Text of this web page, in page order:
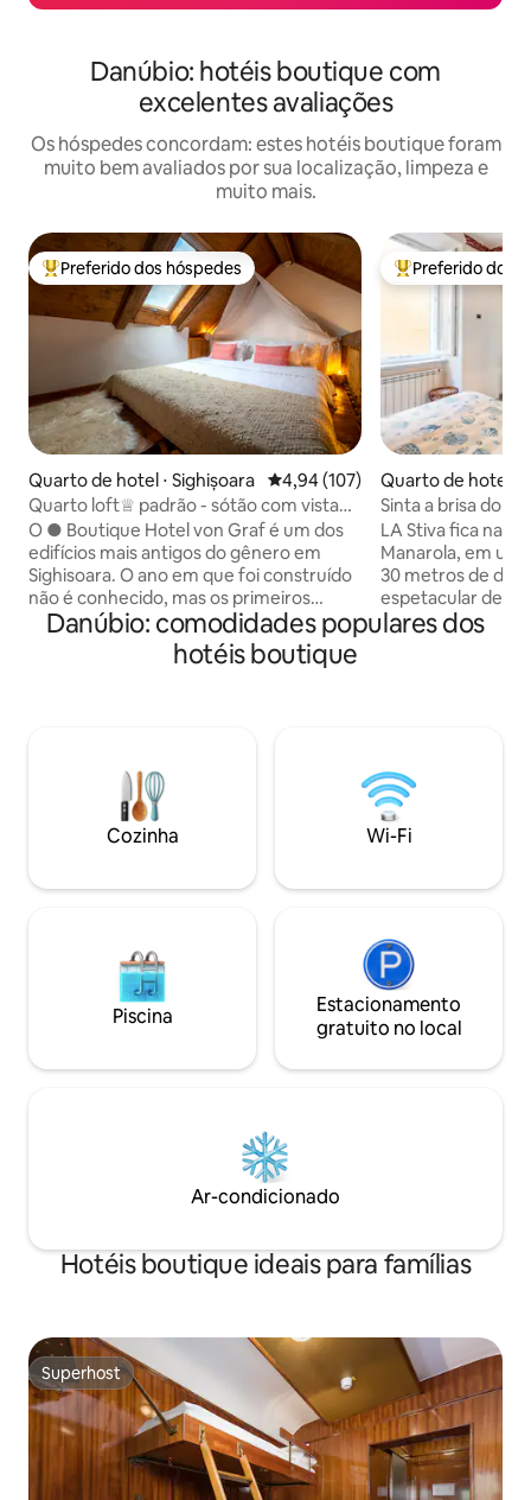
Danúbio: hotéis boutique com
excelentes avaliações
Os hóspedes concordam: estes hotéis boutique foram
muito bem avaliados por sua localização, limpeza e
muito mais.
Entre os melhores preferidos dos hóspedes
Preferido dos hóspedes
Quarto de hotel ⋅ Sighișoara 4,94 de uma avaliação média de
4,94 (107)
Quarto loft♕ padrão - sótão com vista
para o pátio ♕
O ● Boutique Hotel von Graf é um dos
edifícios mais antigos do gênero em
Sighisoara. O ano em que foi construído
não é conhecido, mas os primeiros
registros de sua existência datam de
1734. ● Através do seu nome, o
“Boutique Hotel von Graf” quer destacar
Hotel von Graf” tem como objetivo
oferecer um turismo baseado na
experiência, no qual a mente fica
intrigada e os sentidos, encantados.
Entre os
Preferido dos
Quarto de hotel ⋅
Sinta a brisa do
carruggio da
LA Stiva fica na
Manarola, em um
30 metros de
espetacular de
Fica a 100
é um quarto e
de acordo com a
possível
quartos.
Danúbio: comodidades populares dos
hotéis boutique
Cozinha Wi-Fi
Piscina
Estacionamento
gratuito no local
Ar-condicionado
Hotéis boutique ideais para famílias
Superhost
Superhost